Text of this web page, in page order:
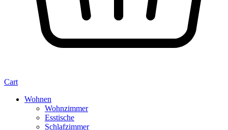
Cart
Wohnen
Wohnzimmer
Esstische
Schlafzimmer